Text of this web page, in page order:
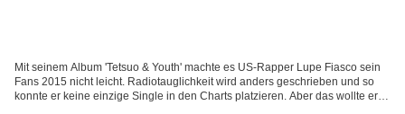
Mit seinem Album 'Tetsuo & Youth' machte es US-Rapper Lupe Fiasco sein
Fans 2015 nicht leicht. Radiotauglichkeit wird anders geschrieben und so
konnte er keine einzige Single in den Charts platzieren. Aber das wollte er